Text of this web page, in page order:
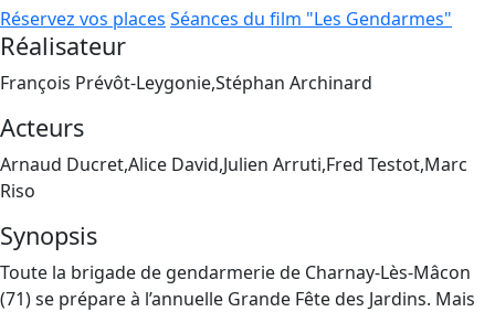
Réservez vos places Séances du film "Les Gendarmes"
Réalisateur
François Prévôt-Leygonie,Stéphan Archinard
Acteurs
Arnaud Ducret,Alice David,Julien Arruti,Fred Testot,Marc
Riso
Synopsis
Toute la brigade de gendarmerie de Charnay-Lès-Mâcon
(71) se prépare à l’annuelle Grande Fête des Jardins. Mais